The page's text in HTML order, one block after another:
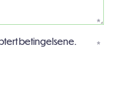
*
betingelsene. *